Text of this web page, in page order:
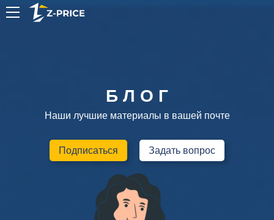
Б Л О Г
Наши лучшие материалы в вашей почте
Подписаться Задать вопрос